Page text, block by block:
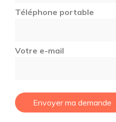
Téléphone portable
Votre e-mail
Envoyer ma demande